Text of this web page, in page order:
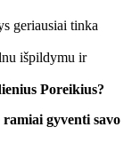
geriausiai tinka
išpildymu ir
Poreikius?
gyventi savo